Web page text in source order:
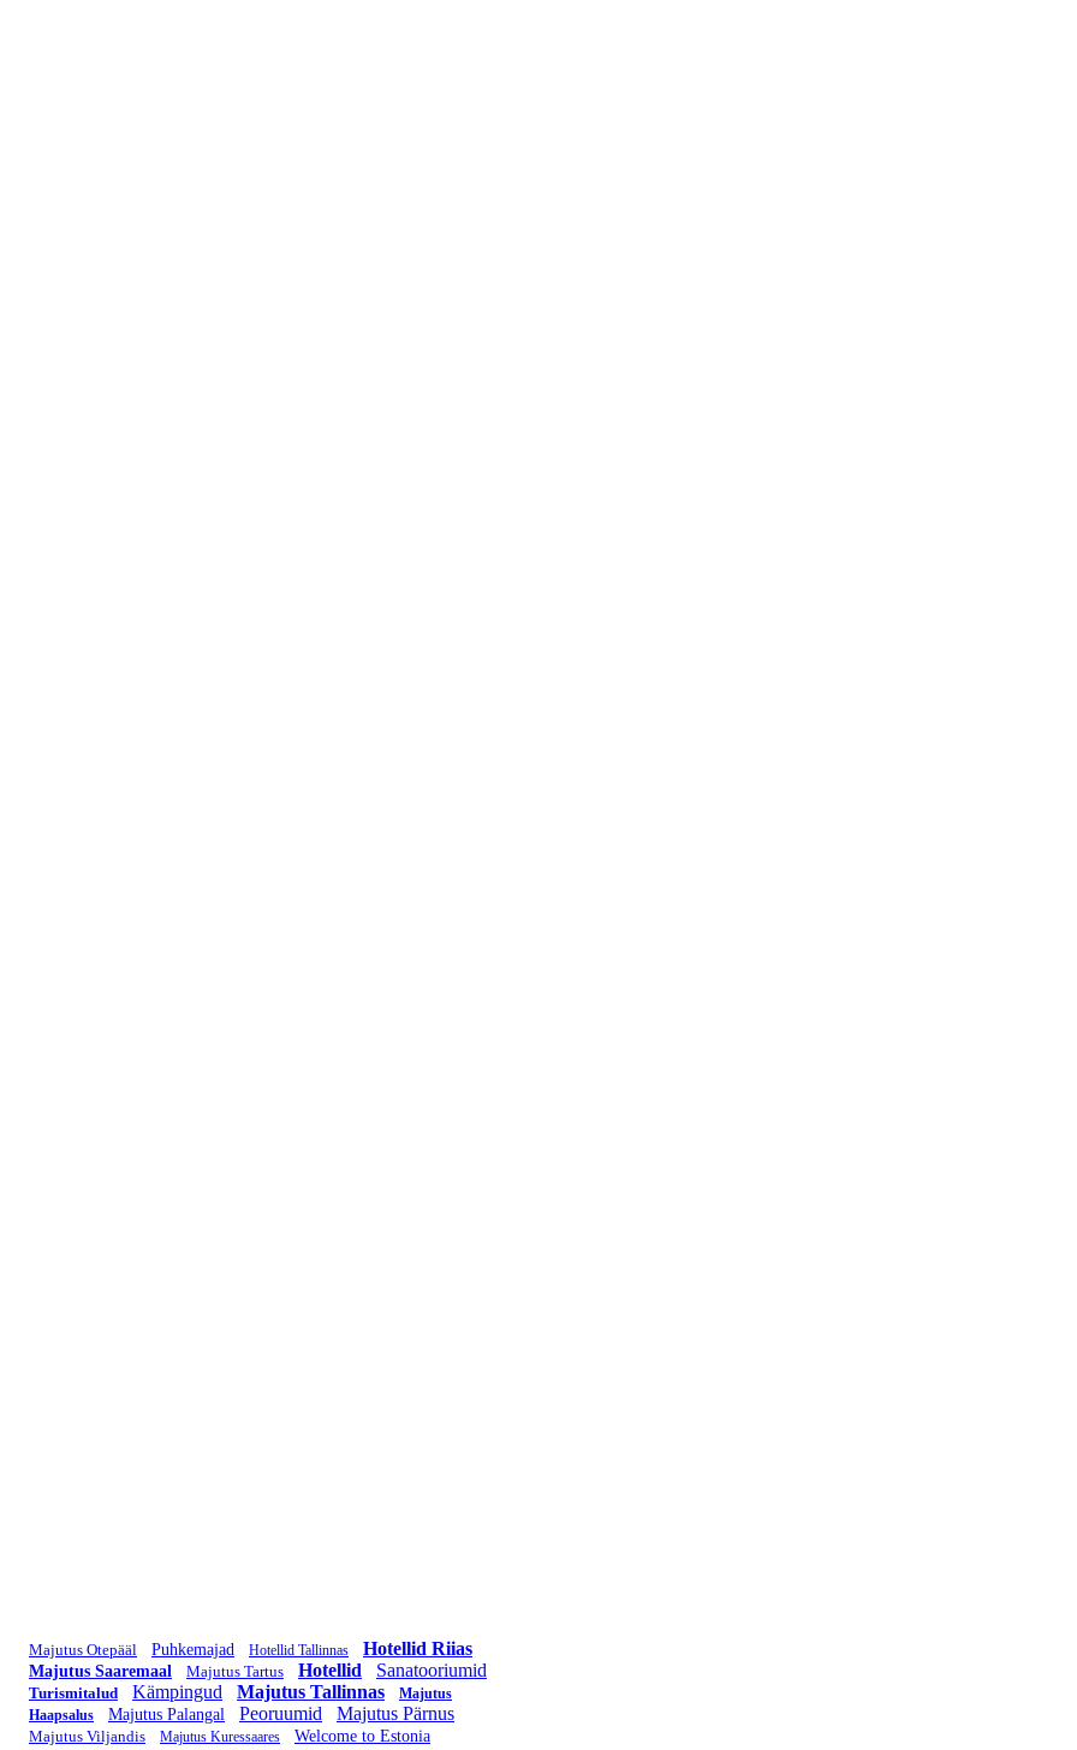
Majutus Otepääl Puhkemajad Hotellid Tallinnas Hotellid Riias
Majutus Saaremaal Majutus Tartus Hotellid Sanatooriumid
Turismitalud Kämpingud Majutus Tallinnas
Majutus
Haapsalus
Majutus Palangal Peoruumid Majutus Pärnus
Majutus Viljandis Majutus Kuressaares Welcome to Estonia